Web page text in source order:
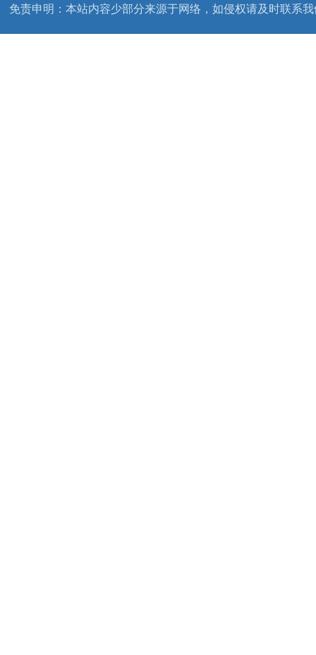
免责申明：本站内容少部分来源于网络，如侵权请及时联系